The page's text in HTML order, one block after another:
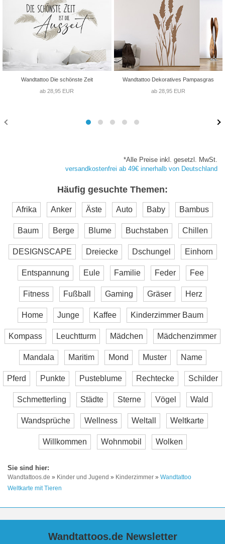
Wandtattoo Die schönste Zeit
ab 28,95 EUR
Wandtattoo Dekoratives Pampasgras
ab 28,95 EUR
*Alle Preise inkl. gesetzl. MwSt.
versandkostenfrei ab 49€ innerhalb von Deutschland
Häufig gesuchte Themen:
Afrika Anker Äste Auto Baby Bambus
Baum Berge Blume Buchstaben Chillen
DESIGNSCAPE Dreiecke Dschungel Einhorn
Entspannung Eule Familie Feder Fee
Fitness Fußball Gaming Gräser Herz
Home Junge Kaffee Kinderzimmer Baum
Kompass Leuchtturm Mädchen Mädchenzimmer
Mandala Maritim Mond Muster Name
Pferd Punkte Pusteblume Rechtecke Schilder
Schmetterling Städte Sterne Vögel Wald
Wandsprüche Wellness Weltall Weltkarte
Willkommen Wohnmobil Wolken
Wandtattoos.de » Kinder und Jugend » Kinderzimmer » Wandtattoo
Weltkarte mit Tieren
Wandtattoos.de Newsletter